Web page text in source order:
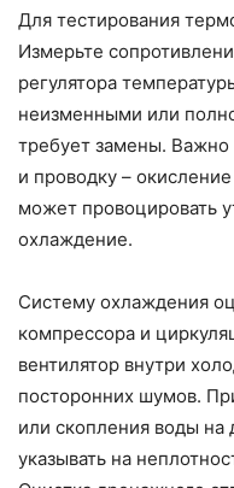
Для тестирования
Измерьте
регулятора
неизменными или
требует замены.
и проводку –
может провоцировать
охлаждение.
Систему охлаждения
компрессора и
вентилятор внутри
посторонних шумов.
или скопления воды
указывать на